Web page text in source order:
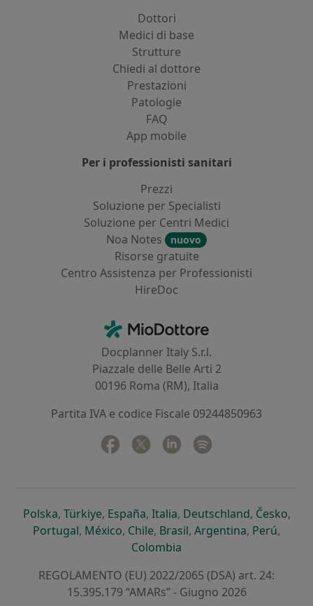
Dottori
Medici di base
Strutture
Chiedi al dottore
Prestazioni
Patologie
FAQ
App mobile
Per i professionisti sanitari
Prezzi
Soluzione per Specialisti
Soluzione per Centri Medici
Noa Notes
nuovo
Risorse gratuite
Centro Assistenza per Professionisti
HireDoc
MioDottore - Homepage
Docplanner Italy S.r.l.
Piazzale delle Belle Arti 2
00196 Roma (RM), Italia
Partita IVA e codice Fiscale 09244850963
Facebook
si apre in una nuova scheda
Twitter
si apre in una nuova scheda
Linkedin
si apre in una nuova
Polskasi apre in una nuova scheda
, Türkiyesi apre in una nuova scheda
, Españasi apre in una nuova scheda
, Italiasi apre in una nuova
, Deutschlandsi apre in
, Českosi
,
Portugalsi apre in una nuova scheda
, Méxicosi apre in una nuova scheda
, Chilesi apre in una nuova scheda
, Brasilsi apre in una nuova
, Argentinasi apre in
, Perúsi
,
Colombia
REGOLAMENTO (EU) 2022/2065 (DSA) art. 24:
15.395.179 “AMARs” - Giugno 2026